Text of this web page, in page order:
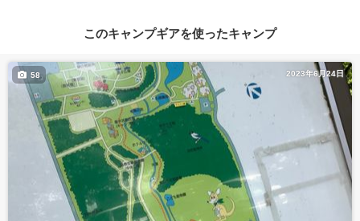
このキャンプギアを使ったキャンプ
2023年6月24日
58